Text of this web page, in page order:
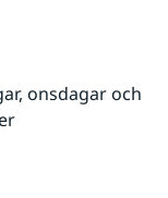
onsdagar och